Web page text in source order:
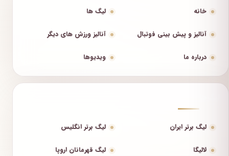
خانه لیگ ها
آنالیز و پیش بینی فوتبال آنالیز ورزش های دیگر
درباره ما ویدیوها
لیگ برتر ایران لیگ برتر انگلیس
لالیگا لیگ قهرمانان اروپا